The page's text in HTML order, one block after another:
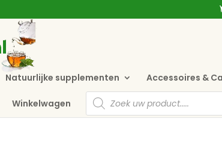
Natuurlijke supplementen Accessoires &
Winkelwagen
Producten
zoeken